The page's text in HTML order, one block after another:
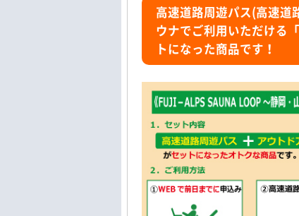
高速道路周遊パス(高速道
ウナでご利用いただける
トになった商品です！